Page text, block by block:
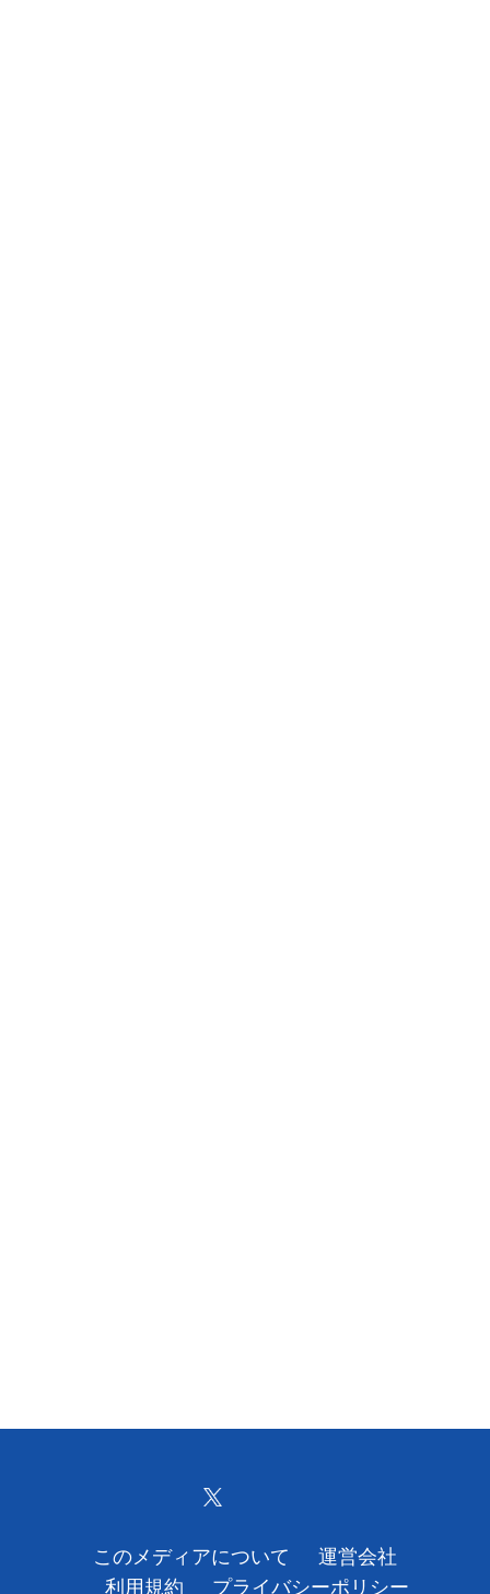
このメディアについて
運営会社
利用規約
プライバシーポリシー